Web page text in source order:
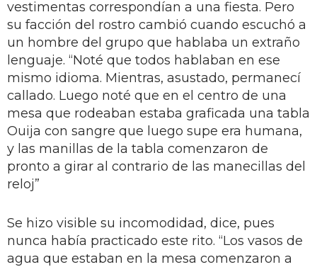
vestimentas correspondían a una fiesta. Pero
su facción del rostro cambió cuando escuchó a
un hombre del grupo que hablaba un extraño
lenguaje. “Noté que todos hablaban en ese
mismo idioma. Mientras, asustado, permanecí
callado. Luego noté que en el centro de una
mesa que rodeaban estaba graficada una tabla
Ouija con sangre que luego supe era humana,
y las manillas de la tabla comenzaron de
pronto a girar al contrario de las manecillas del
reloj”
Se hizo visible su incomodidad, dice, pues
nunca había practicado este rito. “Los vasos de
agua que estaban en la mesa comenzaron a